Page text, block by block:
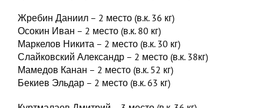
Жребин Даниил – 2 место (в.к. 36 кг)
Осокин Иван – 2 место (в.к. 80 кг)
Маркелов Никита – 2 место (в.к. 30 кг)
Слайковский Александр – 2 место (в.к. 38кг)
Мамедов Канан – 2 место (в.к. 52 кг)
Бекиев Эльдар – 2 место (в.к. 63 кг)